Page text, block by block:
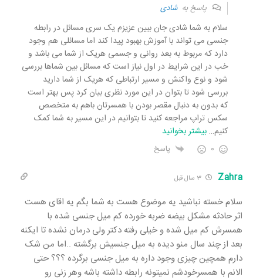
پاسخ بهشادی
سلام به شما شادی جان ببین عزیزم یک سری مسائل در رابطه
جنسی می تواند با آموزش بهبود پیدا کند اما مسائلی هم وجود
دارد که مربوط به بعد روانی و جسمی هریک از شما می باشد و
خب در این شرایط در اول نیاز است که مسائل بین شماها بررسی
شود و نوع واکنش و مسیر ارتباطی که هریک از شما دارید
بررسی شود تا بتوان در این مورد نظری بیان کرد پس بهتر است
که بدون به دنبال مقصر بودن با همسرتان باهم به متخصص
سکس تراپ مراجعه کنید تا بتوانیم در این مسیر به شما کمک
کنیم… بیشتر بخوانید
0 پاسخ
Zahra 3 سال قبل
سلام خسته نباشید یه موضوع هست به شما بگم یه اقای هست
اثر حادثه مشکل بیضه ضربه خورده کم میل جنسی شده با
همسرش کم میل شده و خیلی رفته دکتر ولی درمان نشده تا ایکنه
بعد از چند سال منو دیده به میل جنسیش برگشته ..اما من شک
دارم همچین چیزی وجود داره به میل جنسی برگرده ؟؟؟ حتی
الانم با همسرخودشم نمیتونه رابطه داشته باشه وهر زنی رو